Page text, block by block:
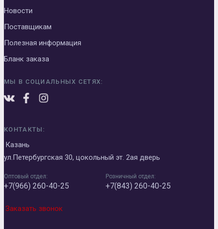
Новости
Поставщикам
Полезная информация
Бланк заказа
МЫ В СОЦИАЛЬНЫХ СЕТЯХ:
КОНТАКТЫ:
Казань
ул.Петербургская 30, цокольный эт. 2ая дверь
Оптовый отдел:
+7(966) 260-40-25
Розничный отдел:
+7(843) 260-40-25
Заказать звонок